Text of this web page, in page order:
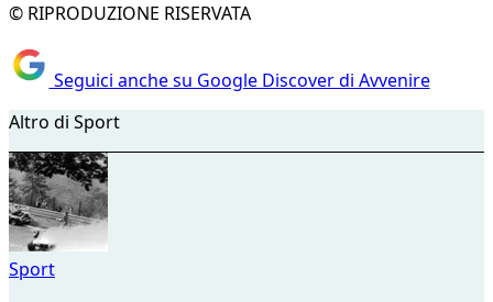
© RIPRODUZIONE RISERVATA
Seguici anche su Google Discover di Avvenire
Altro di Sport
Sport